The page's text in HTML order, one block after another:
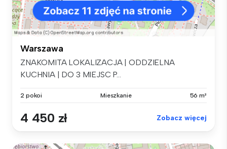
Warszawa
ZNAKOMITA LOKALIZACJA | ODDZIELNA
KUCHNIA | DO 3 MIEJSC P...
2 pokoi Mieszkanie 56 m²
4 450 zł Zobacz więcej